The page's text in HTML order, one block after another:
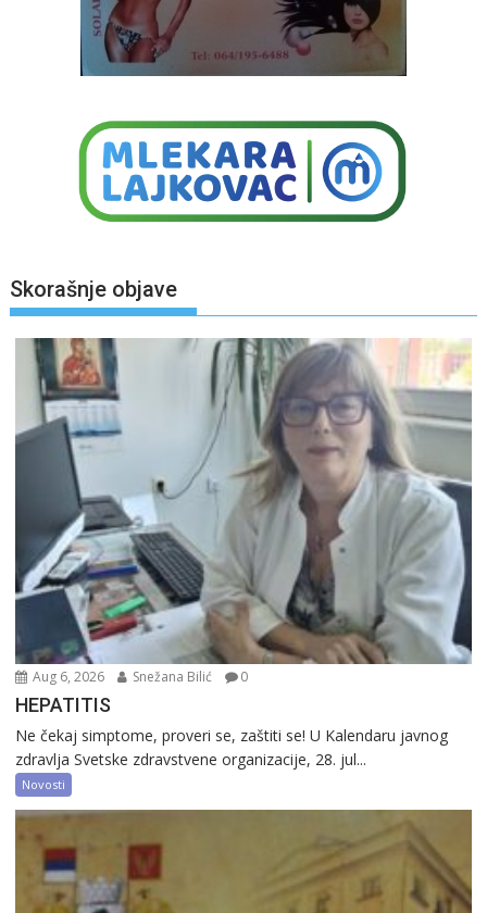
Skorašnje objave
Aug 6, 2026 Snežana Bilić 0
HEPATITIS
Ne čekaj simptome, proveri se, zaštiti se! U Kalendaru javnog
zdravlja Svetske zdravstvene organizacije, 28. jul...
Novosti